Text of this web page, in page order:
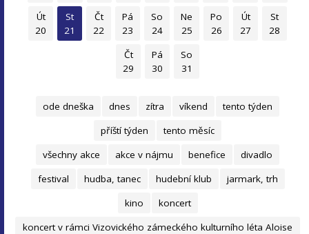
Út
20
St
21
Čt
22
Pá
23
So
24
Ne
25
Po
26
Út
27
St
28
Čt
29
Pá
30
So
31
ode dneška dnes zítra víkend
tento týden
příští týden
tento měsíc
všechny akce
akce v nájmu benefice
divadlo
festival
hudba, tanec hudební klub
jarmark, trh
kino
koncert
koncert v rámci Vizovického zámeckého kulturního léta Aloise